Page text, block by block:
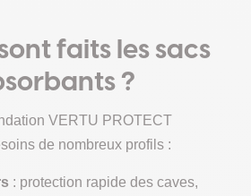
faits les sacs
?
VERTU PROTECT
de nombreux profils :
: protection rapide des caves,